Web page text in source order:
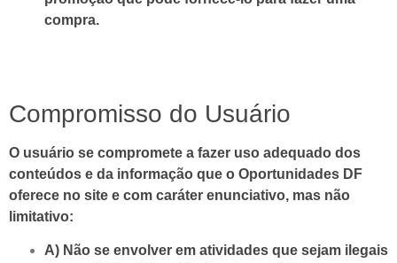
compra.
Compromisso do Usuário
O usuário se compromete a fazer uso adequado dos
conteúdos e da informação que o Oportunidades DF
oferece no site e com caráter enunciativo, mas não
limitativo:
A) Não se envolver em atividades que sejam ilegais